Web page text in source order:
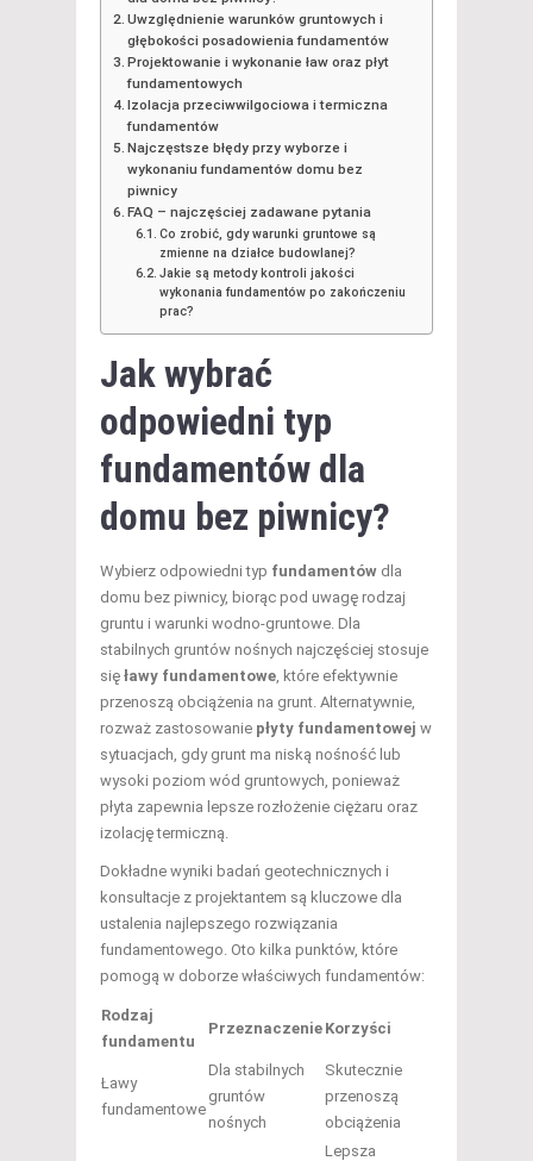
Uwzględnienie warunków gruntowych i
głębokości posadowienia fundamentów
Projektowanie i wykonanie ław oraz płyt
fundamentowych
Izolacja przeciwwilgociowa i termiczna
fundamentów
Najczęstsze błędy przy wyborze i
wykonaniu fundamentów domu bez
piwnicy
FAQ – najczęściej zadawane pytania
Co zrobić, gdy warunki gruntowe są
zmienne na działce budowlanej?
Jakie są metody kontroli jakości
wykonania fundamentów po zakończeniu
prac?
Jak wybrać
odpowiedni typ
fundamentów dla
domu bez piwnicy?
Wybierz odpowiedni typ fundamentów dla
domu bez piwnicy, biorąc pod uwagę rodzaj
gruntu i warunki wodno-gruntowe. Dla
stabilnych gruntów nośnych najczęściej stosuje
się ławy fundamentowe , które efektywnie
przenoszą obciążenia na grunt. Alternatywnie,
rozważ zastosowanie płyty fundamentowej w
sytuacjach, gdy grunt ma niską nośność lub
wysoki poziom wód gruntowych, ponieważ
płyta zapewnia lepsze rozłożenie ciężaru oraz
izolację termiczną.
Dokładne wyniki badań geotechnicznych i
konsultacje z projektantem są kluczowe dla
ustalenia najlepszego rozwiązania
fundamentowego. Oto kilka punktów, które
pomogą w doborze właściwych fundamentów:
Rodzaj
fundamentu
Przeznaczenie Korzyści
Ławy
fundamentowe
Dla stabilnych
gruntów
nośnych
Skutecznie
przenoszą
obciążenia
Lepsza